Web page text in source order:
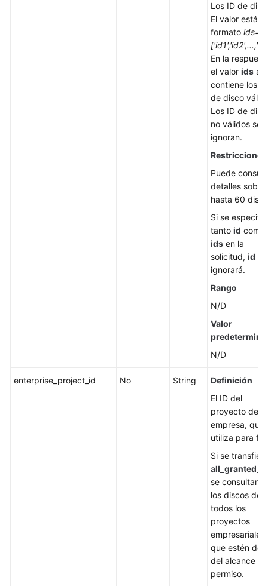
Los ID de
El valor está
formato ids=
En la
el valor ids
contiene los ID
de disco
Los ID de
no válidos se
ignoran.
Restricciones
Puede
detalles sobre
hasta 60
Si se
tanto id como
ids en la
solicitud, id
ignorará.
Rango
N/D
Valor
N/D
enterprise_project_id No String
Definición
El ID del
proyecto de
empresa, que
utiliza para
Si se transfiere
se consultarán
los discos de
todos los
proyectos
empresariales
que estén
del alcance
permiso.